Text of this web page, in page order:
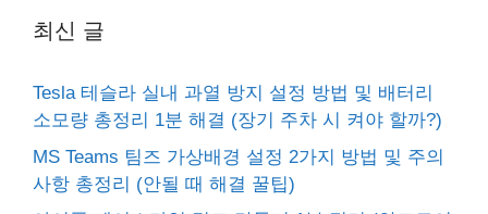
최신 글
Tesla 테슬라 실내 과열 방지 설정 방법 및 배터리
소모량 총정리 1분 해결 (장기 주차 시 켜야 할까?)
MS Teams 팀즈 가상배경 설정 2가지 방법 및 주의
사항 총정리 (안될 때 해결 꿀팁)